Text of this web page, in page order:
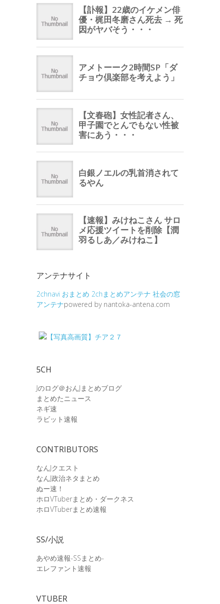
アンテナサイト
2chnavi おまとめ 2chまとめアンテナ 社会の窓
アンテナpowered by nantoka-antena.com
5CH
Jのログ＠おんJまとめブログ
まとめたニュース
ネギ速
ラビット速報
CONTRIBUTORS
なんJクエスト
なんJ政治ネタまとめ
ぬー速！
ホロVTuberまとめ・ダークネス
ホロVTuberまとめ速報
SS/小説
あやめ速報-SSまとめ-
エレファント速報
VTUBER